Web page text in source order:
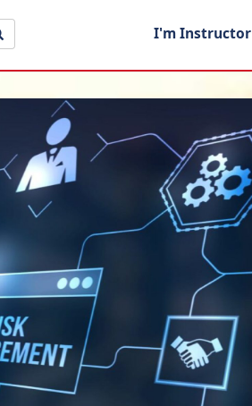
I'm Instructor